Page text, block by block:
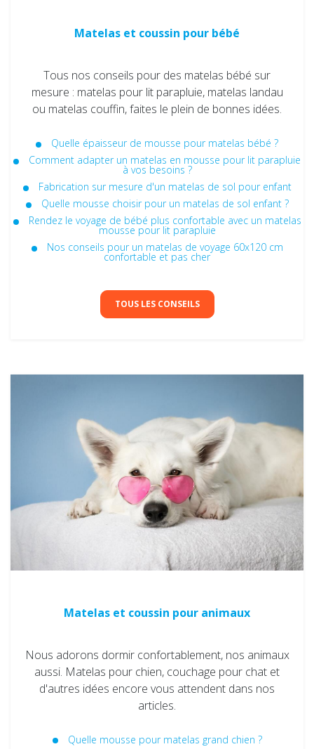
Matelas et coussin pour bébé
Tous nos conseils pour des matelas bébé sur
mesure : matelas pour lit parapluie, matelas landau
ou matelas couffin, faites le plein de bonnes idées.
Quelle épaisseur de mousse pour matelas bébé ?
Comment adapter un matelas en mousse pour lit parapluie
à vos besoins ?
Fabrication sur mesure d'un matelas de sol pour enfant
Quelle mousse choisir pour un matelas de sol enfant ?
Rendez le voyage de bébé plus confortable avec un matelas
mousse pour lit parapluie
Nos conseils pour un matelas de voyage 60x120 cm
confortable et pas cher
TOUS LES CONSEILS
Matelas et coussin pour animaux
Nous adorons dormir confortablement, nos animaux
aussi. Matelas pour chien, couchage pour chat et
d'autres idées encore vous attendent dans nos
articles.
Quelle mousse pour matelas grand chien ?